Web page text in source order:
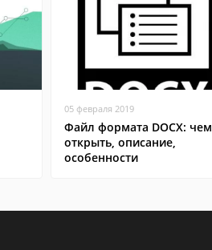
05 февраля 2019
Файл формата DOCX: чем
открыть, описание,
особенности